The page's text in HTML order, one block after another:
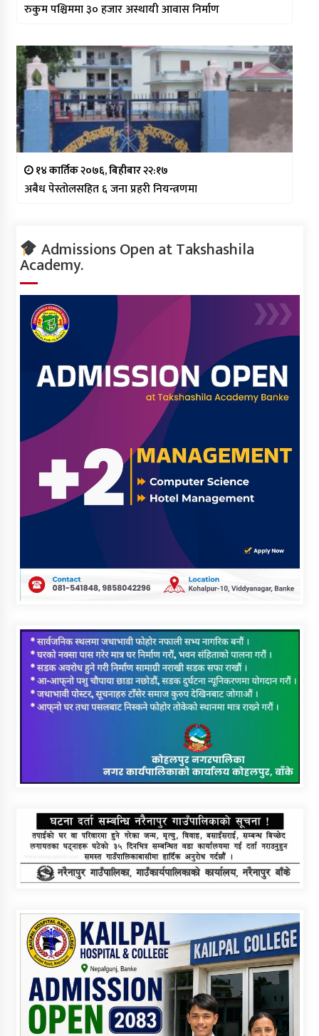
रुकुम पश्चिममा ३० हजार अस्थायी आवास निर्माण
१४ कार्तिक २०७६, बिहीबार २२:१७
अबैध पेस्तोलसहित ६ जना प्रहरी नियन्त्रणमा
Admissions Open at Takshashila
Academy.